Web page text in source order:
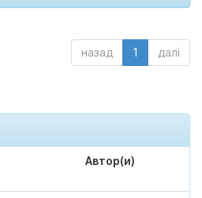
назад 1 далі
Автор(и)